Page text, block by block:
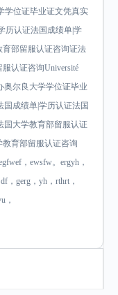
学位证毕业证文凭真实
历认证法国成绩单|学
部留服认证咨询证法
认证咨询Université
奥尔良大学学位证毕业
成绩单|学历认证法国
国大学教育部留服认证
育部留服认证咨询
，ewsfw。ergyh，
，gerg，yh，rthrt，
，